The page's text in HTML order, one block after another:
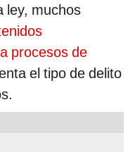
ley, muchos
procesos de
el tipo de delito